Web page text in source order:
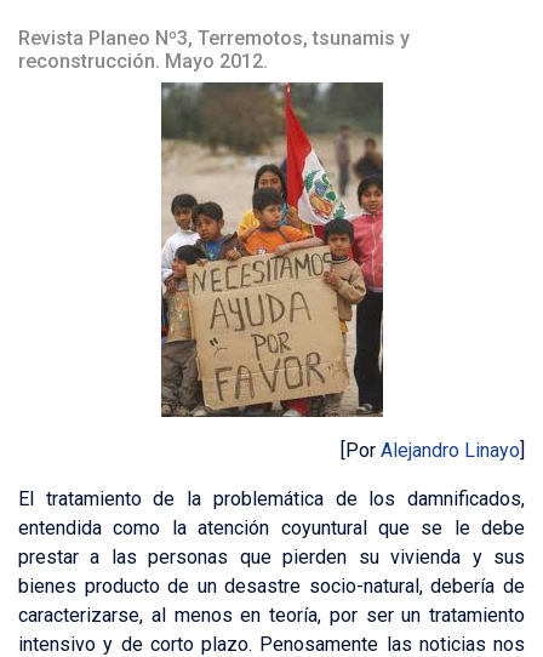
Revista Planeo Nº3, Terremotos, tsunamis y
reconstrucción. Mayo 2012.
[Por Alejandro Linayo]
El tratamiento de la problemática de los damnificados,
entendida como la atención coyuntural que se le debe
prestar a las personas que pierden su vivienda y sus
bienes producto de un desastre socio-natural, debería de
caracterizarse, al menos en teoría, por ser un tratamiento
intensivo y de corto plazo. Penosamente las noticias nos